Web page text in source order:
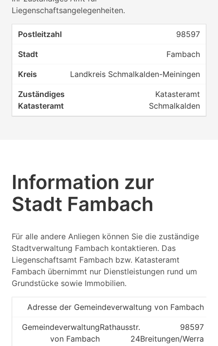
Liegenschaftsangelegenheiten.
98597
Fambach
Landkreis Schmalkalden-Meiningen
Katasteramt
Schmalkalden
Information zur
Stadt Fambach
Für alle andere Anliegen können Sie die zuständige
Stadtverwaltung Fambach kontaktieren. Das
Liegenschaftsamt Fambach bzw. Katasteramt
Fambach übernimmt nur Dienstleistungen rund um
Grundstücke sowie Immobilien.
Adresse der Gemeindeverwaltung von Fambach
Gemeindeverwaltung
von Fambach
Rathausstr.
24
98597
Breitungen/Werra